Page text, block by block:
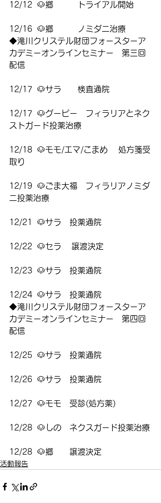
12/12  🐶郷　　　トライアル開始
12/16  🐶郷　　　ノミダニ治療
◆滝川クリステル財団フォースターア
カデミーオンラインセミナー　第三回
配信
12/17  🐶サラ　　検査通院
12/17  🐶グーピー　フィラリアとネク
ストガード投薬治療
12/18  🐶モモ/エマ/こまめ　 処方箋受
取り
12/19  🐶ごま大福　フィラリアノミダ
ニ投薬治療
12/21  🐶サラ　投薬通院
12/22  🐶セラ    譲渡決定
12/23  🐶サラ　投薬通院
12/24  🐶サラ　投薬通院
◆滝川クリステル財団フォースターア
カデミーオンラインセミナー　第四回
配信
12/25  🐶サラ　投薬通院
12/26  🐶サラ　投薬通院
12/27  🐶モモ　受診(処方薬)
12/28  🐶しの　ネクスガード投薬治療
12/28  🐶郷　　譲渡決定
活動報告